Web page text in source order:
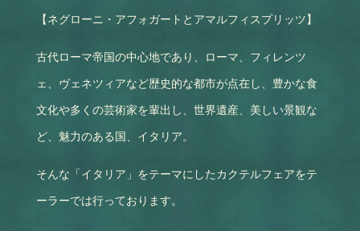
【ネグローニ・アフォガートとアマルフィスプリッツ】
古代ローマ帝国の中心地であり、ローマ、フィレンツ
ェ、ヴェネツィアなど歴史的な都市が点在し、豊かな食
文化や多くの芸術家を輩出し、世界遺産、美しい景観な
ど、魅力のある国、イタリア。
そんな「イタリア」をテーマにしたカクテルフェアをテ
ーラーでは行っております。